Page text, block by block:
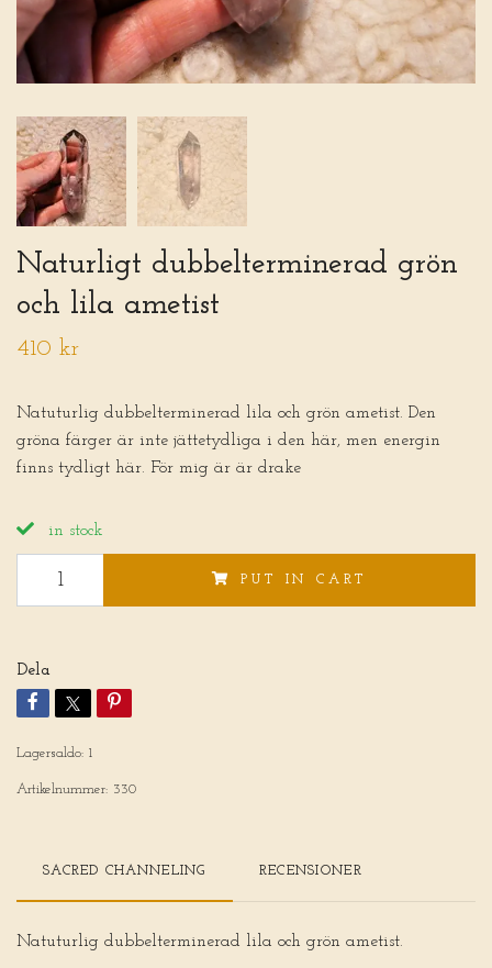
Naturligt dubbelterminerad grön
och lila ametist
410 kr
Natuturlig dubbelterminerad lila och grön ametist. Den
gröna färger är inte jättetydliga i den här, men energin
finns tydligt här. För mig är är drake
in stock
PUT IN CART
Dela
Lagersaldo: 1
Artikelnummer: 330
SACRED CHANNELING RECENSIONER
Natuturlig dubbelterminerad lila och grön ametist.